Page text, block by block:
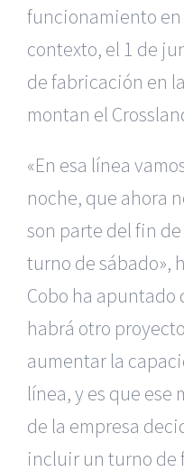
funcionamiento en
contexto, el 1 de
de fabricación en
montan el
«En esa línea
noche, que ahora
son parte del fin
turno de sábado»,
Cobo ha
habrá otro
aumentar la
línea, y es que ese
de la empresa
incluir un turno de